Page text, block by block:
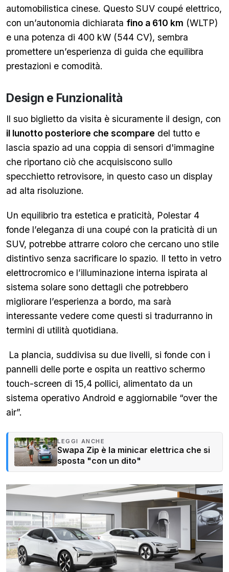
automobilistica cinese. Questo SUV coupé elettrico,
con un’autonomia dichiarata fino a 610 km (WLTP)
e una potenza di 400 kW (544 CV), sembra
promettere un’esperienza di guida che equilibra
prestazioni e comodità.
Design e Funzionalità
Il suo biglietto da visita è sicuramente il design, con
il lunotto posteriore che scompare del tutto e
lascia spazio ad una coppia di sensori d'immagine
che riportano ciò che acquisiscono sullo
specchietto retrovisore, in questo caso un display
ad alta risoluzione.
Un equilibrio tra estetica e praticità, Polestar 4
fonde l’eleganza di una coupé con la praticità di un
SUV, potrebbe attrarre coloro che cercano uno stile
distintivo senza sacrificare lo spazio. Il tetto in vetro
elettrocromico e l’illuminazione interna ispirata al
sistema solare sono dettagli che potrebbero
migliorare l’esperienza a bordo, ma sarà
interessante vedere come questi si tradurranno in
termini di utilità quotidiana.
La plancia, suddivisa su due livelli, si fonde con i
pannelli delle porte e ospita un reattivo schermo
touch-screen di 15,4 pollici, alimentato da un
sistema operativo Android e aggiornabile “over the
air”.
LEGGI ANCHE
Swapa Zip è la minicar elettrica che si
sposta "con un dito"